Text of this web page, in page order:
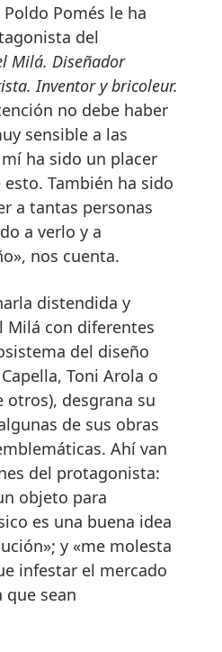
Pomés le ha
del
Milá. Diseñador
Inventor y bricoleur.
no debe haber
sensible a las
ha sido un placer
También ha sido
a tantas personas
a verlo y a
nos cuenta.
distendida y
Milá con diferentes
del diseño
Toni Arola o
otros), desgrana su
de sus obras
Ahí van
del protagonista:
objeto para
es una buena idea
y «me molesta
infestar el mercado
que sean